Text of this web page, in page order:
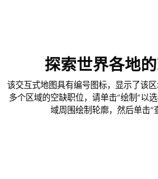
探索世界各地
该交互式地图具有编号图标，显示了该
多个区域的空缺职位，请单击“绘制”以
域周围绘制轮廓，然后单击“